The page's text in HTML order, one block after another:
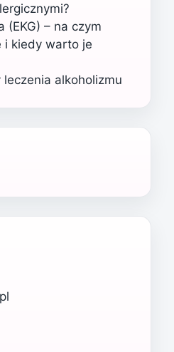
(EKG) – na czym
i kiedy warto je
alkoholizmu